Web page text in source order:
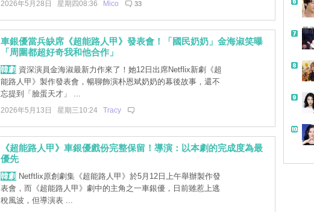
2026年5月28日 星期四08:36 Mico 33
車銀優當兵缺席《超能路人甲》發表會！「國民奶奶」金海淑笑曝
「周圍都超好奇我和他合作」
韓劇 資深演員金海淑最新力作來了！她12日出席Netflix新劇《超
能路人甲》製作發表會，暢聊飾演朴恩斌奶奶的幕後故事，還不
忘提到「臉蛋天才」 ...
2026年5月13日 星期三10:24 Tracy
《超能路人甲》車銀優戲份完整保留！導演：以本劇的完成度為最
優先
韓劇 Netftlix原創劇集《超能路人甲》於5月12日上午舉辦製作發
表會，而《超能路人甲》劇中的主角之一車銀優，日前雖惹上逃
稅風波，但導演表 ...
帶